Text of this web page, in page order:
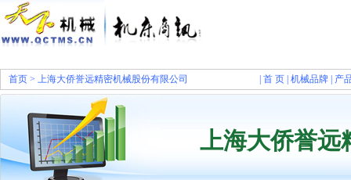
首页 > 上海大侨誉远精密机械股份有限公司 首 页 机械品牌 产
上海大侨誉远